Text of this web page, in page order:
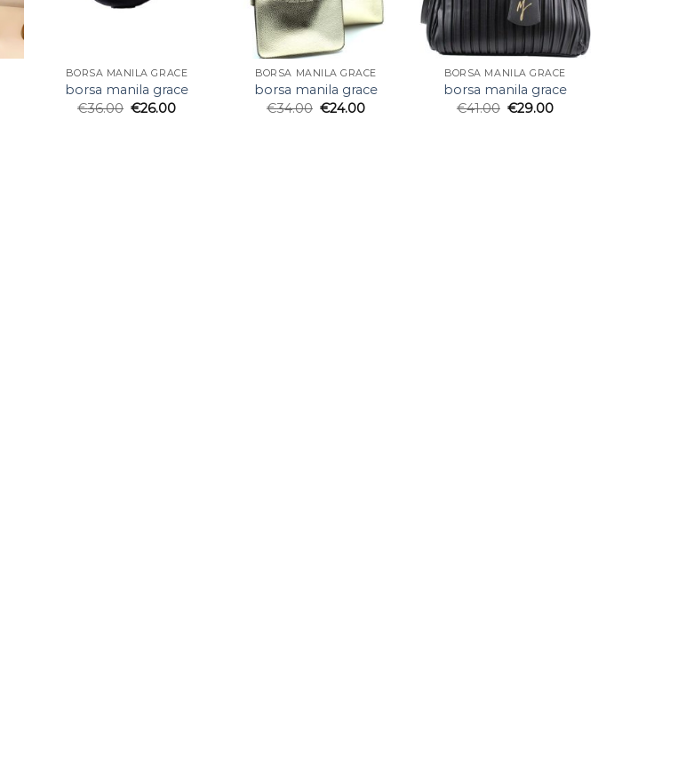
BORSA MANILA GRACE
borsa manila grace
€36.00 €26.00
BORSA MANILA GRACE
borsa manila grace
€34.00 €24.00
BORSA MANILA GRACE
borsa manila grace
€41.00 €29.00